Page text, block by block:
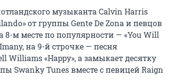
музыканта Calvin Harris
от группы Gente De Zona и певцов
8-м месте по популярности — «You Will
на 9-й строчке — песня
Williams «Happy», а замыкает десятку
Swanky Tunes вместе с певицей Raign